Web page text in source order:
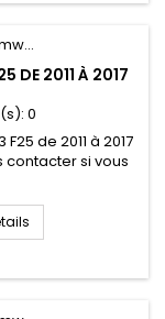
DE 2011 À 2017
0
de 2011 à 2017
contacter si vous